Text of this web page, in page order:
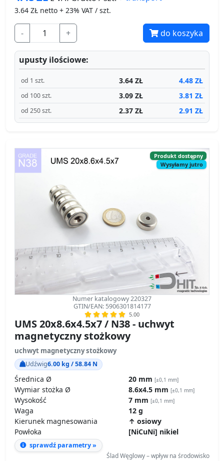
3.64 ZŁ netto + 23% VAT / szt.
- + do koszyka
upusty ilościowe:
od 1 szt. 3.64 ZŁ 4.48 ZŁ
od 100 szt. 3.09 ZŁ 3.81 ZŁ
od 250 szt. 2.37 ZŁ 2.91 ZŁ
Produkt dostępny
Wysyłamy jutro
Numer katalogowy 220327
GTIN/EAN: 5906301814177
5.00
UMS 20x8.6x4.5x7 / N38 - uchwyt
magnetyczny stożkowy
uchwyt magnetyczny stożkowy
Udźwig6.00 kg / 58.84 N
Średnica Ø 20 mm [±0,1 mm]
Wymiar stożka Ø 8.6x4.5 mm [±0,1 mm]
Wysokość 7 mm [±0,1 mm]
Waga
12 g
Kierunek magnesowania
↑ osiowy
Powłoka
[NiCuNi] nikiel
sprawdź parametry »
Ślad Węglowy – wpływ na środowisko